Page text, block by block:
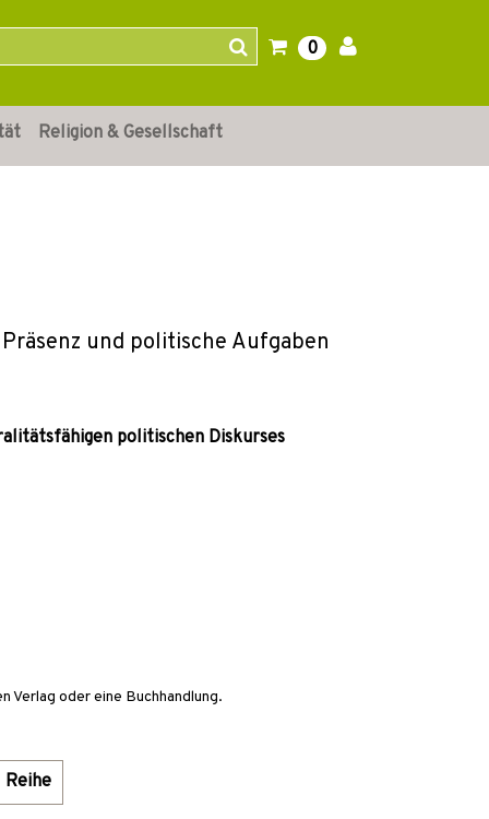
0
Religion & Gesellschaft
und politische Aufgaben
politischen Diskurses
Verlag oder eine Buchhandlung.
Reihe